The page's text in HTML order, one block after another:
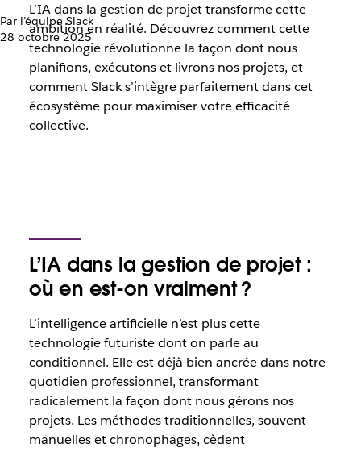
Par l’équipe Slack
28 octobre 2025
L’IA dans la gestion de projet transforme cette
ambition en réalité. Découvrez comment cette
technologie révolutionne la façon dont nous
planifions, exécutons et livrons nos projets, et
comment Slack s’intègre parfaitement dans cet
écosystème pour maximiser votre efficacité
collective.
L’IA dans la gestion de projet :
où en est-on vraiment ?
L’intelligence artificielle n’est plus cette
technologie futuriste dont on parle au
conditionnel. Elle est déjà bien ancrée dans notre
quotidien professionnel, transformant
radicalement la façon dont nous gérons nos
projets. Les méthodes traditionnelles, souvent
manuelles et chronophages, cèdent